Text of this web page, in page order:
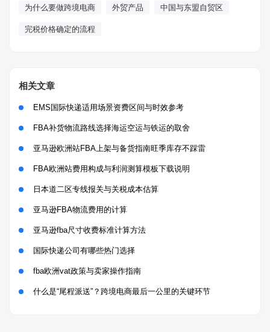
为什么要做跨境电商 外贸产品 中国与东盟自贸区
完税价格确定的流程
相关文章
EMS国际快递适用场景资费区间与时效参考
FBA补货物流路线选择海运空运与铁运的取舍
亚马逊欧洲站FBA上架与备货指南旺季库存不踩雷
FBA欧洲站费用构成与利润测算模板下载说明
日本道二区专线报关与关税成本估算
亚马逊FBA物流费用的计算
亚马逊fba尺寸收费标准计算方法
国际快递公司有哪些热门选择
fba欧洲vat政策与卖家操作指南
什么是“尾程派送”？跨境电商最后一公里的关键环节